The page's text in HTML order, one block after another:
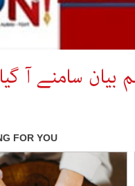
سامنے آ گیا